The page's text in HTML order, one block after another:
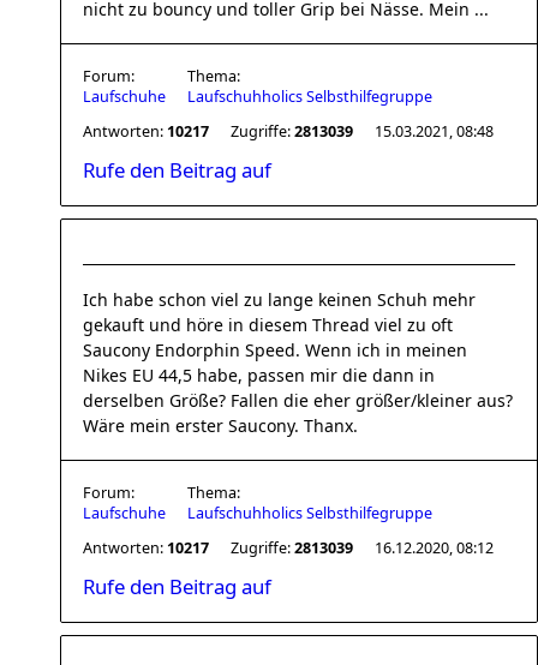
nicht zu bouncy und toller Grip bei Nässe. Mein ...
Forum:
Laufschuhe
Thema:
Laufschuhholics Selbsthilfegruppe
Antworten: 10217 Zugriffe:2813039 15.03.2021, 08:48
Rufe den Beitrag auf
Ich habe schon viel zu lange keinen Schuh mehr
gekauft und höre in diesem Thread viel zu oft
Saucony Endorphin Speed. Wenn ich in meinen
Nikes EU 44,5 habe, passen mir die dann in
derselben Größe? Fallen die eher größer/kleiner aus?
Wäre mein erster Saucony. Thanx.
Forum:
Laufschuhe
Thema:
Laufschuhholics Selbsthilfegruppe
Antworten: 10217 Zugriffe:2813039 16.12.2020, 08:12
Rufe den Beitrag auf